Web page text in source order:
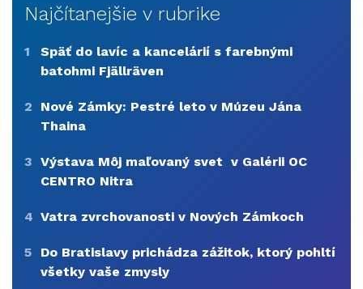
Najčítanejšie v rubrike
1
Späť do lavíc a kancelárií s farebnými
batohmi Fjällräven
2
Nové Zámky: Pestré leto v Múzeu Jána
Thaina
3 Výstava Môj maľovaný svet v Galérii OC
CENTRO Nitra
4 Vatra zvrchovanosti v Nových Zámkoch
5
Do Bratislavy prichádza zážitok, ktorý pohltí
všetky vaše zmysly